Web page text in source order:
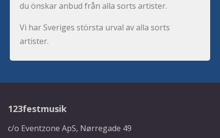
du önskar anbud från alla sorts artister.
Vi har Sveriges största urval av alla sorts
artister.
123festmusik
c/o Eventzone ApS, Nørregade 49